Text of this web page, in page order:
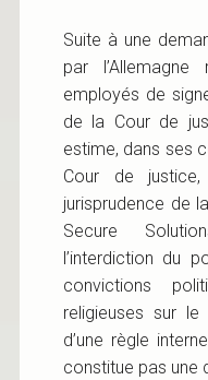
Suite à une
par
employés de
de la Cour de
estime, dans ses
Cour de
jurisprudence de
Secure
l’interdiction du
convictions
religieuses sur
d’une règle
constitue pas une